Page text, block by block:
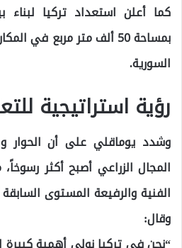
كما أعلن استعداد تركيا لبناء
بمساحة 50 ألف متر مربع
السورية.
رؤية استراتيجية
وشدد يوماقلي على أن الحوار
المجال الزراعي أصبح أكثر
الفنية والرفيعة المستوى
وقال: